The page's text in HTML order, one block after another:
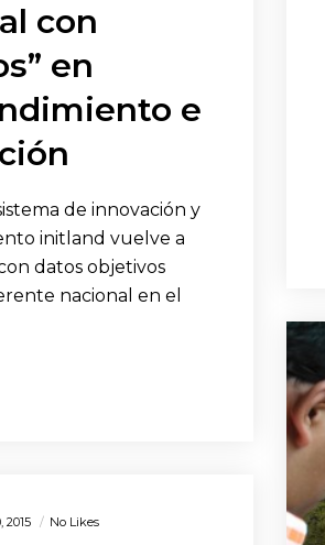
con
en
e
de innovación y
initland vuelve a
datos objetivos
nacional en el
2015
No Likes